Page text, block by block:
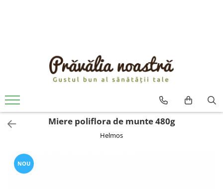
ULEIURI ȘI UNTURI
MĂSLINE
NUCI ȘI SEMINȚE
FRUCTE DESHIDRATATE
ÎNDULCITORI NATURALI / MIERE
OȚETURI ȘI SOSURI
SOSURI
Miere poliflora de munte 480g
Helmos
NOU